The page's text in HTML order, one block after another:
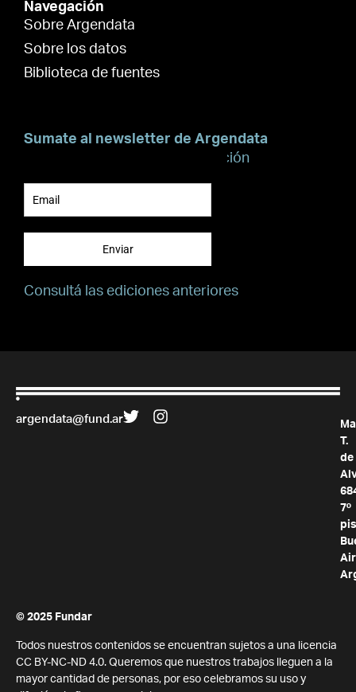
Navegación
Sobre Argendata
Sobre los datos
Biblioteca de fuentes
Sumate al newsletter de Argendata
Suscribite para recibir información
Enviar
Consultá las ediciones anteriores
argendata@fund.ar
T.
de
7º
© 2025 Fundar
Todos nuestros contenidos se encuentran sujetos a una licencia
CC BY-NC-ND 4.0. Queremos que nuestros trabajos lleguen a la
mayor cantidad de personas, por eso celebramos su uso y